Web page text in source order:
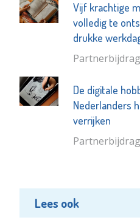
Vijf krachtige
volledig te
drukke
De digitale
Nederlanders
verrijken
Lees ook